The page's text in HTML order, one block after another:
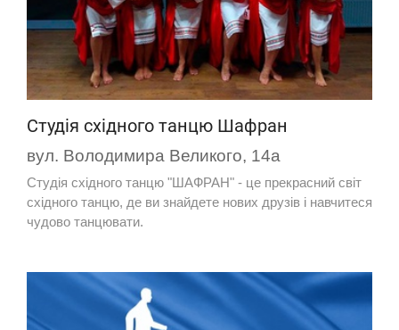
Студія східного танцю Шафран
вул. Володимира Великого, 14а
Студія східного танцю "ШАФРАН" - це прекрасний світ
східного танцю, де ви знайдете нових друзів і навчитеся
чудово танцювати.